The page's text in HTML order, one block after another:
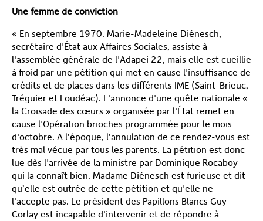
Une femme de conviction
« En septembre 1970. Marie-Madeleine Diénesch,
secrétaire d'État aux Affaires Sociales, assiste à
l'assemblée générale de l'Adapei 22, mais elle est cueillie
à froid par une pétition qui met en cause l'insuffisance de
crédits et de places dans les différents IME (Saint-Brieuc,
Tréguier et Loudéac). L'annonce d'une quête nationale «
la Croisade des cœurs » organisée par l'État remet en
cause l'Opération brioches programmée pour le mois
d'octobre. A l’époque, l’annulation de ce rendez-vous est
très mal vécue par tous les parents. La pétition est donc
lue dès l'arrivée de la ministre par Dominique Rocaboy
qui la connaît bien. Madame Diénesch est furieuse et dit
qu’elle est outrée de cette pétition et qu'elle ne
l'accepte pas. Le président des Papillons Blancs Guy
Corlay est incapable d'intervenir et de répondre à